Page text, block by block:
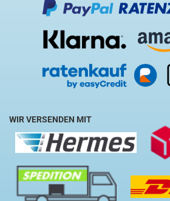
WIR VERSENDEN MIT